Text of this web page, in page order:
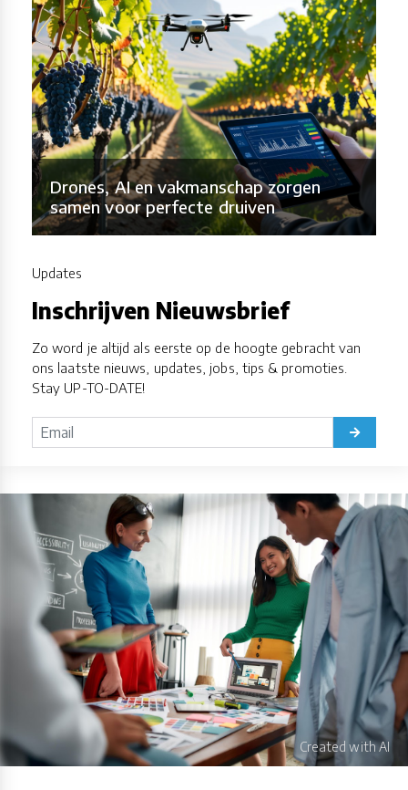
Drones, AI en vakmanschap zorgen
samen voor perfecte druiven
Updates
Inschrijven Nieuwsbrief
Zo word je altijd als eerste op de hoogte gebracht van
ons laatste nieuws, updates, jobs, tips & promoties.
Stay UP-TO-DATE!